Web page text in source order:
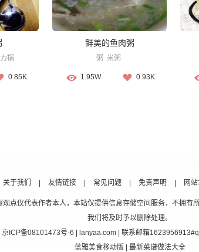
锅
0.85K
鲜美的鱼肉粥
粥 米粥
1.95W 0.93K
关于我们 友情链接 常见问题 免责声明 网
点仅代表作者本人，本站仅提供信息存储空间服务，不拥有
我们将及时予以删除处理。
京ICP备08101473号-6 | lanyaa.com | 联系邮箱
蓝雅美食移动版 | 最新菜谱做法大全